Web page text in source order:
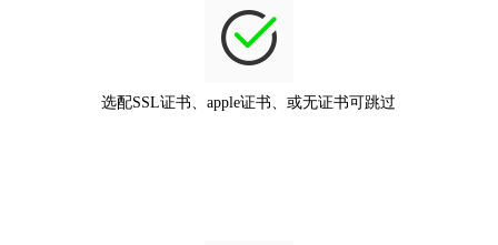
选配SSL证书、apple证书、或无证书可跳过